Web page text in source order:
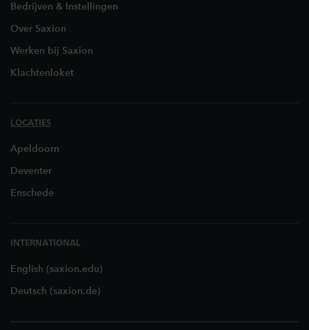
Bedrijven & Instellingen
Over Saxion
Werken bij Saxion
Klachtenloket
LOCATIES
Apeldoorn
Deventer
Enschede
INTERNATIONAL
English (saxion.edu)
Deutsch (saxion.de)